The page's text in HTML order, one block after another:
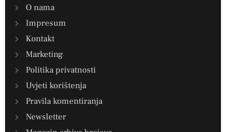
O nama
Impresum
Kontakt
Marketing
Politika privatnosti
Uvjeti korištenja
Pravila komentiranja
Newsletter